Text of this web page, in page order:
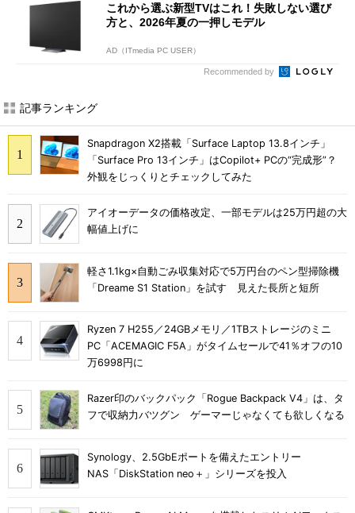
これから選ぶ新型TVはこれ！失敗しない選び
方と、2026年夏の一押しモデル
AD（ITmedia PC USER）
Recommended by
記事ランキング
Snapdragon X2搭載「Surface Laptop 13.8インチ」
「Surface Pro 13インチ」はCopilot+ PCの“完成形”？
外観をじっくりとチェックしてみた
アイオーデータの価格改定、一部モデルは25万円超の大
幅値上げに
軽さ1.1kg×自動ごみ収集対応で5万円台のペン型掃除機
「Dreame S1 Station」を試す 見えた長所と短所
Ryzen 7 H255／24GBメモリ／1TBストレージのミニ
PC「ACEMAGIC F5A」がタイムセールで41％オフの10
万6998円に
Razer印のバックパック「Rogue Backpack V4」は、タ
フで収納力バツグン ゲーマーじゃなくても欲しくなる
Synology、2.5GbEポートを備えたエントリー
NAS「DiskStation neo＋」シリーズを投入